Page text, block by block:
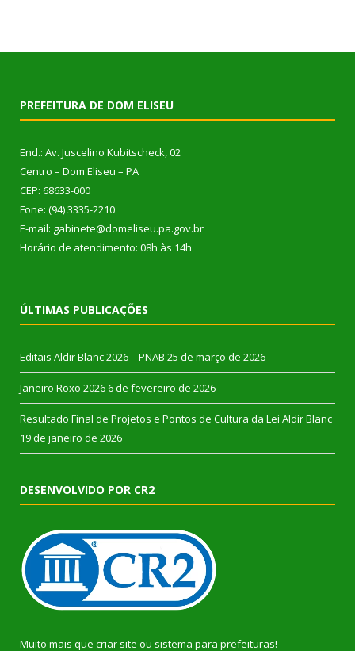
PREFEITURA DE DOM ELISEU
End.: Av. Juscelino Kubitscheck, 02
Centro – Dom Eliseu – PA
CEP: 68633-000
Fone: (94) 3335-2210
E-mail: gabinete@domeliseu.pa.gov.br
Horário de atendimento: 08h às 14h
ÚLTIMAS PUBLICAÇÕES
Editais Aldir Blanc 2026 – PNAB 25 de março de 2026
Janeiro Roxo 2026 6 de fevereiro de 2026
Resultado Final de Projetos e Pontos de Cultura da Lei Aldir Blanc
19 de janeiro de 2026
DESENVOLVIDO POR CR2
Muito mais que criar site ou sistema para prefeituras!